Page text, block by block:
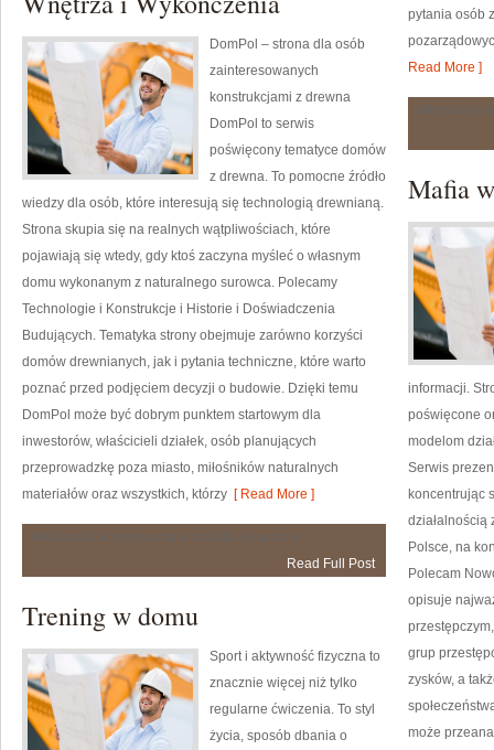
pytania osób
Read More ]
DomPol – strona dla osób
zainteresowanych
konstrukcjami z drewna
DomPol to serwis
poświęcony tematyce domów
z drewna. To pomocne źródło
wiedzy dla osób, które interesują się technologią drewnianą.
Strona skupia się na realnych wątpliwościach, które
pojawiają się wtedy, gdy ktoś zaczyna myśleć o własnym
domu wykonanym z naturalnego surowca. Polecamy
Technologie i Konstrukcje i Historie i Doświadczenia
Budujących. Tematyka strony obejmuje zarówno korzyści
domów drewnianych, jak i pytania techniczne, które warto
poznać przed podjęciem decyzji o budowie. Dzięki temu
DomPol może być dobrym punktem startowym dla
inwestorów, właścicieli działek, osób planujących
przeprowadzkę poza miasto, miłośników naturalnych
materiałów oraz wszystkich, którzy [ Read More ]
Read Full Post
Mafia
informacji.
poświęcone
modelom
Serwis
koncentrując
działalnością
Polsce, na
Polecam
opisuje
grup
zysków, a
może
Trening w domu
Sport i aktywność fizyczna to
znacznie więcej niż tylko
regularne ćwiczenia. To styl
życia, sposób dbania o